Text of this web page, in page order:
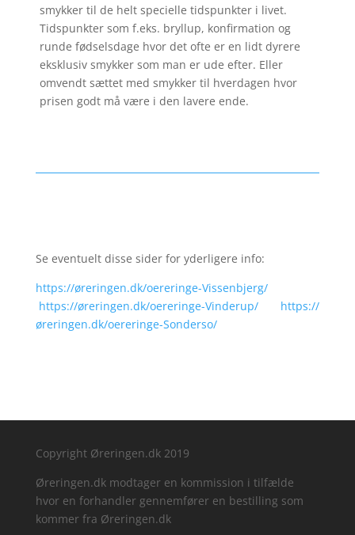
smykker til de helt specielle tidspunkter i livet.
Tidspunkter som f.eks. bryllup, konfirmation og
runde fødselsdage hvor det ofte er en lidt dyrere
eksklusiv smykker som man er ude efter. Eller
omvendt sættet med smykker til hverdagen hvor
prisen godt må være i den lavere ende.
Se eventuelt disse sider for yderligere info:
https://øreringen.dk/oereringe-Vissenbjerg/
https://øreringen.dk/oereringe-Vinderup/
https://
øreringen.dk/oereringe-Sonderso/
Copyright Øreringen.dk 2019
Øreringen.dk modtager en kommission i tilfælde
hvor en forhandler gennemfører en bestilling som
kommer fra Øreringen.dk